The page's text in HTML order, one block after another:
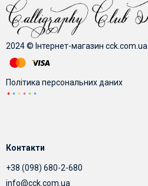
2024 © Інтернет-магазин cck.com.ua
Політика персональних даних
Контакти
+38 (098) 680-2-680
info@cck.com.ua